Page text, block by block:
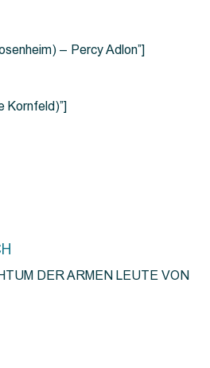
– Percy Adlon”]
Kornfeld)”]
DER ARMEN LEUTE VON